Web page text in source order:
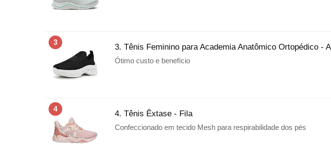
3
3. Tênis Feminino para Academia Anatômico Ortopédico -
Ótimo custo e benefício
4
4. Tênis Êxtase - Fila
Confeccionado em tecido Mesh para respirabilidade dos pés